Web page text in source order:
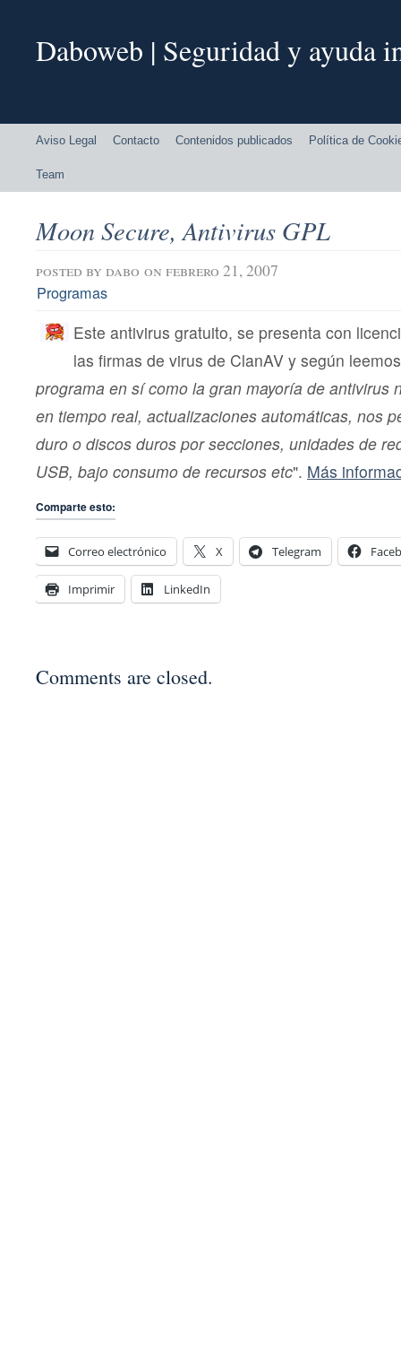
Daboweb | Seguridad y ayuda
Aviso Legal Contacto Contenidos publicados Política de
Team
Moon Secure, Antivirus GPL
posted by dabo on febrero 21, 2007
Programas
Este antivirus gratuito, se presenta con
las firmas de virus de ClanAV y según
programa en sí como la gran mayoría de antivirus
en tiempo real, actualizaciones automáticas, nos
duro o discos duros por secciones, unidades de
USB, bajo consumo de recursos etc". Más
Comparte esto:
Correo electrónico X Telegram
Imprimir LinkedIn
Comments are closed.